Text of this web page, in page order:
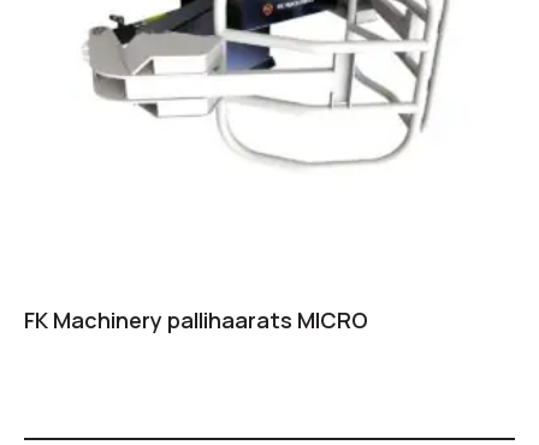
FK Machinery pallihaarats MICRO